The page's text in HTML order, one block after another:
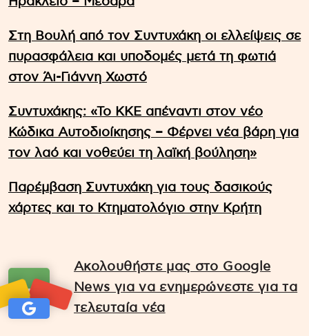
Στη Βουλή από τον Συντυχάκη οι ελλείψεις σε
πυρασφάλεια και υποδομές μετά τη φωτιά
στον Άι-Γιάννη Χωστό
Συντυχάκης: «Το ΚΚΕ απέναντι στον νέο
Κώδικα Αυτοδιοίκησης – Φέρνει νέα βάρη για
τον λαό και νοθεύει τη λαϊκή βούληση»
Παρέμβαση Συντυχάκη για τους δασικούς
χάρτες και το Κτηματολόγιο στην Κρήτη
Ακολουθήστε μας στο Google
News για να ενημερώνεστε για τα
τελευταία νέα